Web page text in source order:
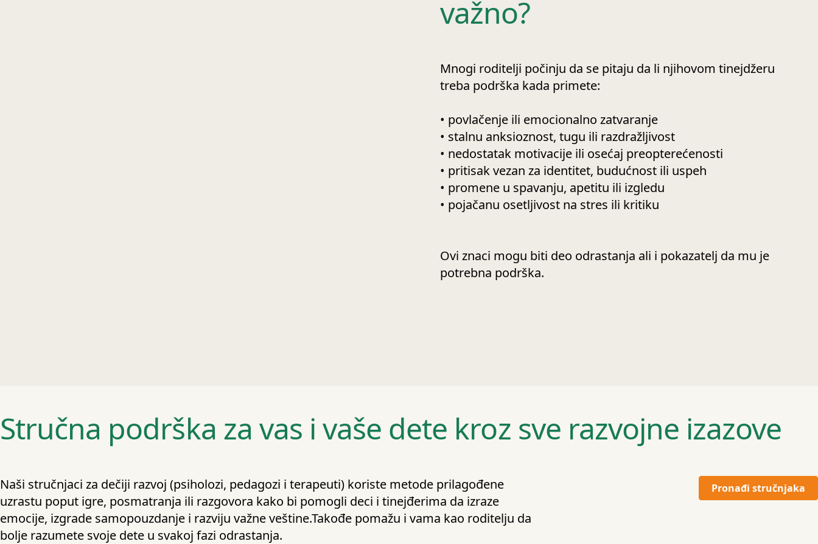
važno?
Mnogi roditelji počinju da se pitaju da li njihovom tinejdžeru
treba podrška kada primete:
• povlačenje ili emocionalno zatvaranje
• stalnu anksioznost, tugu ili razdražljivost
• nedostatak motivacije ili osećaj preopterećenosti
• pritisak vezan za identitet, budućnost ili uspeh
• promene u spavanju, apetitu ili izgledu
• pojačanu osetljivost na stres ili kritiku
Ovi znaci mogu biti deo odrastanja ali i pokazatelj da mu je
potrebna podrška.
Stručna podrška za vas i vaše dete kroz sve razvojne izazove
Naši stručnjaci za dečiji razvoj (psiholozi, pedagozi i terapeuti) koriste metode prilagođene
uzrastu poput igre, posmatranja ili razgovora kako bi pomogli deci i tinejđerima da izraze
emocije, izgrade samopouzdanje i razviju važne veštine.Takođe pomažu i vama kao roditelju da
bolje razumete svoje dete u svakoj fazi odrastanja.
Pronađi stručnjaka